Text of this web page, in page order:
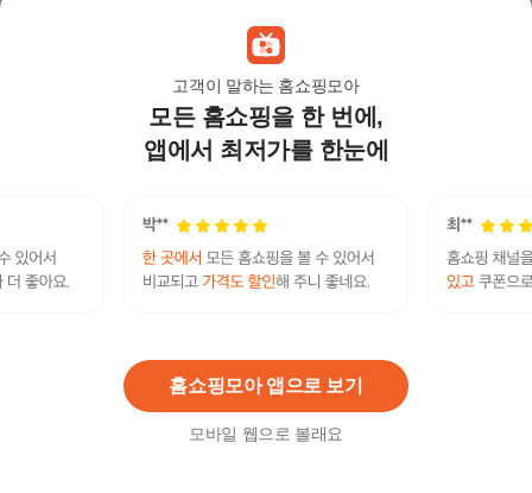
고객이 말하는 홈쇼핑모아
모든 홈쇼핑을 한 번에,
앱에서 최저가를 한눈에
홈쇼핑모아 앱으로 보기
모바일 웹으로 볼래요
쉬 세트 테이블솔 미
바이칸 테이블솔 미디
움 45894 1개 빨강
쿠팡
[바이칸] 테이블솔 미디
움 소프트 욕실청소 방
이칸테이블솔미디움연관검색어
바이칸솔미디움